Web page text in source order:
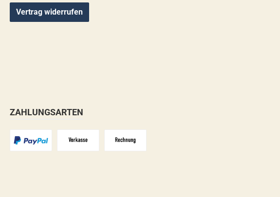
Vertrag widerrufen
ZAHLUNGSARTEN